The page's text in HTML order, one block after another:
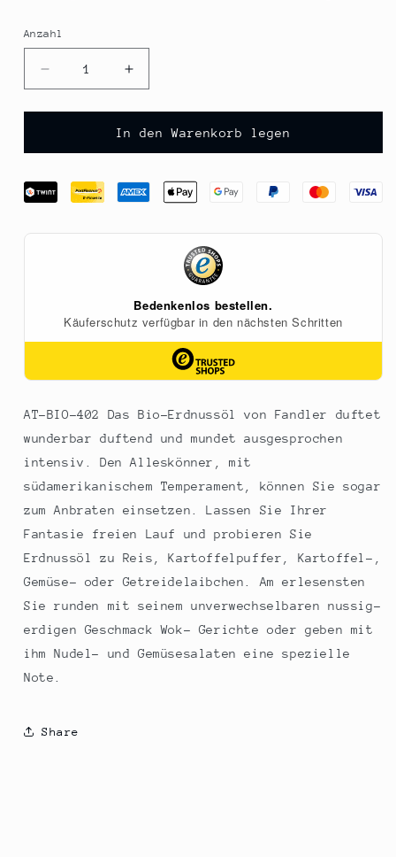
Anzahl
Anzahl
Verringere
die
Menge
Erdnussöl,
Fandler,
BIO,
Erhöhe
die
Menge
für
Erdnussöl,
Fandler,
BIO,
In den Warenkorb legen
AT-BIO-402 Das Bio-Erdnussöl von Fandler duftet
wunderbar duftend und mundet ausgesprochen
intensiv. Den Alleskönner, mit
südamerikanischem Temperament, können Sie sogar
zum Anbraten einsetzen. Lassen Sie Ihrer
Fantasie freien Lauf und probieren Sie
Erdnussöl zu Reis, Kartoffelpuffer, Kartoffel-,
Gemüse- oder Getreidelaibchen. Am erlesensten
Sie runden mit seinem unverwechselbaren nussig-
erdigen Geschmack Wok- Gerichte oder geben mit
ihm Nudel- und Gemüsesalaten eine spezielle
Note.
Share